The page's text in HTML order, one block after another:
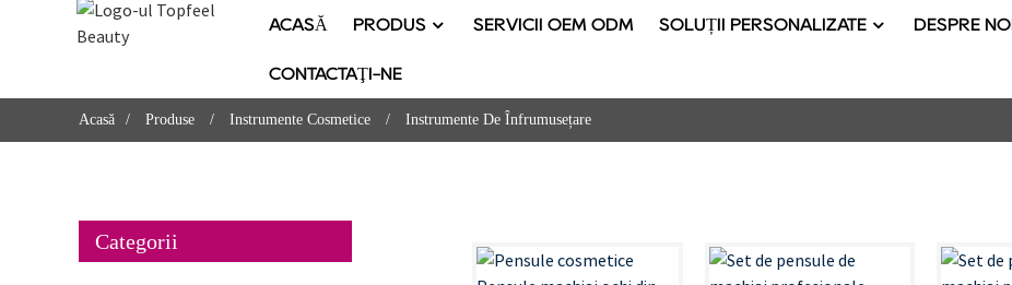
ACASĂ PRODUS SERVICII OEM ODM SOLUȚII PERSONALIZATE DESPRE NOI
CONTACTAŢI-NE
Acasă Produse Instrumente Cosmetice Instrumente De Înfrumusețare
Categorii